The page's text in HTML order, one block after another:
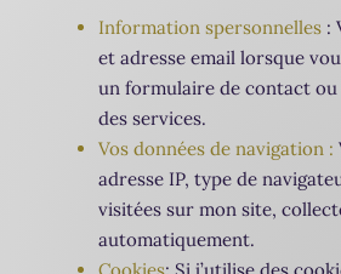
Information spersonnelles :
et adresse email lorsque
un formulaire de contact ou
des services.
Vos données de navigation :
adresse IP, type de
visitées sur mon site,
automatiquement.